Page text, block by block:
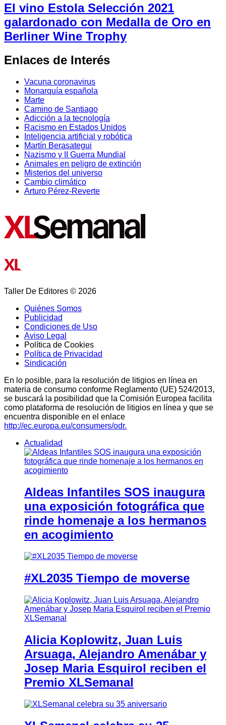
El vino Estola Selección 2021
galardonado con Medalla de Oro en
Berliner Wine Trophy
Enlaces de Interés
Vacuna coronavirus
Monarquía española
Marte
Camino de Santiago
Adicción a la tecnología
Racismo en Estados Unidos
Inteligencia artificial y robótica
Martín Berasategui
Nazismo y II Guerra Mundial
Animales en peligro de extinción
Misterios del universo
Cambio climático
Arturo Pérez-Reverte
Taller De Editores © 2026
Quiénes Somos
Publicidad
Condiciones de Uso
Aviso Legal
Política de Cookies
Política de Privacidad
Sindicación
En lo posible, para la resolución de litigios en línea en
materia de consumo conforme Reglamento (UE) 524/2013,
se buscará la posibilidad que la Comisión Europea facilita
como plataforma de resolución de litigios en línea y que se
encuentra disponible en el enlace
http://ec.europa.eu/consumers/odr.
Actualidad
Aldeas Infantiles SOS inaugura
una exposición fotográfica que
rinde homenaje a los hermanos
en acogimiento
#XL2035 Tiempo de moverse
Alicia Koplowitz, Juan Luis
Arsuaga, Alejandro Amenábar y
Josep Maria Esquirol reciben el
Premio XLSemanal